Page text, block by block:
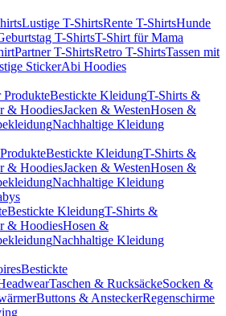
Lustige T-ShirtsRente T-ShirtsHunde
T-ShirtsT-Shirt für Mama
Partner T-ShirtsRetro T-ShirtsTassen mit
StickerAbi Hoodies
Bestickte KleidungT-Shirts &
& HoodiesJacken & WestenHosen &
Nachhaltige Kleidung
Bestickte KleidungT-Shirts &
& HoodiesJacken & WestenHosen &
Nachhaltige Kleidung
Bestickte KleidungT-Shirts &
& HoodiesHosen &
Nachhaltige Kleidung
Bestickte
Taschen & RucksäckeSocken &
Buttons & AnsteckerRegenschirme